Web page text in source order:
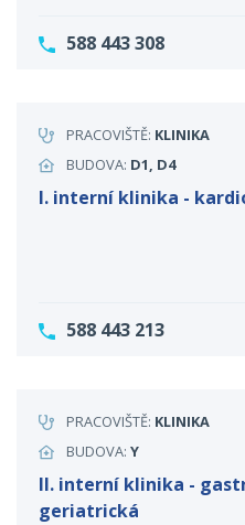
588 443 308
PRACOVIŠTĚ: KLINIKA
BUDOVA: D1, D4
I. interní klinika -
588 443 213
PRACOVIŠTĚ: KLINIKA
BUDOVA: Y
II. interní klinika -
geriatrická